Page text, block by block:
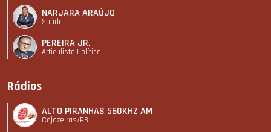
NARJARA ARAÚJO
Saúde
PEREIRA JR.
Articulista Polí­tico
Rádios
ALTO PIRANHAS 560KHZ AM
Cajazeiras/PB